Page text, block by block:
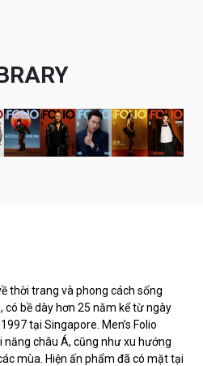
thời trang và phong cách sống
có bề dày hơn 25 năm kể từ ngày
tại Singapore. Men’s Folio
châu Á, cũng như xu hướng
mùa. Hiện ấn phẩm đã có mặt tại